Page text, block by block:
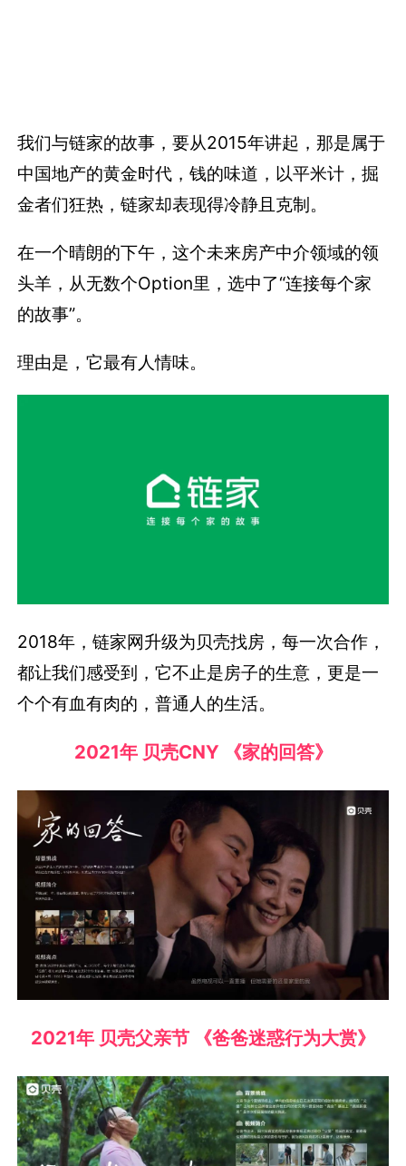
我们与链家的故事，要从2015年讲起，那是属于
中国地产的黄金时代，钱的味道，以平米计，掘
金者们狂热，链家却表现得冷静且克制。
在一个晴朗的下午，这个未来房产中介领域的领
头羊，从无数个Option里，选中了“连接每个家
的故事”。
理由是，它最有人情味。
2018年，链家网升级为贝壳找房，每一次合作，
都让我们感受到，它不止是房子的生意，更是一
个个有血有肉的，普通人的生活。
2021年 贝壳CNY 《家的回答》
2021年 贝壳父亲节 《爸爸迷惑行为大赏》